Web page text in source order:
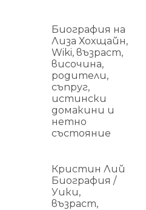
Биография на
Лиза Хохщайн,
Wiki, възраст,
височина,
родители,
съпруг,
истински
домакини и
нетно
състояние
Кристин Лий
Биография /
Уики,
възраст,